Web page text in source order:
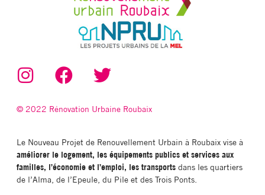
© 2022 Rénovation Urbaine Roubaix
Le Nouveau Projet de Renouvellement Urbain à Roubaix vise à
améliorer le logement, les équipements publics et services aux
familles, l’économie et l’emploi, les transports dans les quartiers
de l’Alma, de l’Epeule, du Pile et des Trois Ponts.